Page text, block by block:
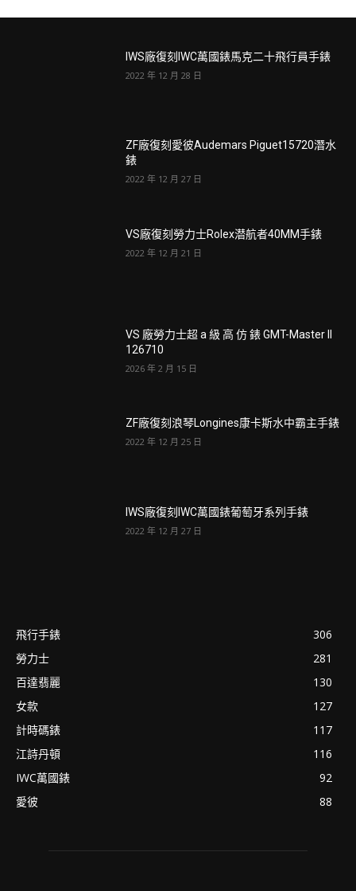
IWS廠復刻IWC萬國錶馬克二十飛行員手錶
2022 年 12 月 28 日
ZF廠復刻愛彼Audemars Piguet15720潛水
錶
2022 年 12 月 27 日
VS廠復刻勞力士Rolex潜航者40MM手錶
2022 年 12 月 21 日
VS 廠勞力士超 a 級 高 仿 錶 GMT-Master II
126710
2026 年 2 月 15 日
ZF廠復刻浪琴Longines康卡斯水中霸主手錶
2022 年 12 月 25 日
IWS廠復刻IWC萬國錶葡萄牙系列手錶
2022 年 12 月 27 日
飛行手錶
306
勞力士
281
百達翡麗
130
女款
127
計時碼錶
117
江詩丹頓
116
IWC萬國錶
92
愛彼
88